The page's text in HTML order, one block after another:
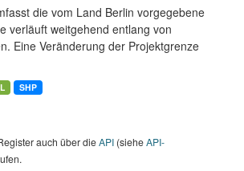
die vom Land Berlin vorgegebene
verläuft weitgehend entlang von
Eine Veränderung der Projektgrenze
SHP
auch über dieAPI (sieheAPI-